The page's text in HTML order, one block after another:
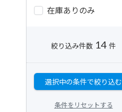
在庫ありのみ
絞り込み件数 14 件
選択中の条件で絞り込む
条件をリセットする